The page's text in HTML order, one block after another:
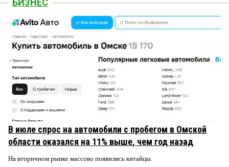
БИЗНЕС
В июле спрос на автомобили с пробегом в Омской
области оказался на 11% выше, чем год назад
На вторичном рынке массово появились китайцы.